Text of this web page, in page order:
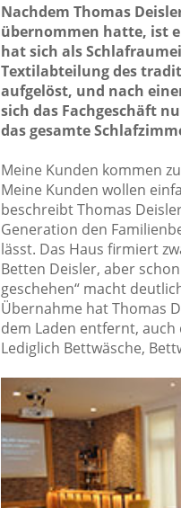
Nachdem Thomas
übernommen hatte, ist
hat sich als
Textilabteilung des
aufgelöst, und nach
sich das Fachgeschäft
das gesamte
Meine Kunden kommen
Meine Kunden wollen
beschreibt Thomas
Generation den
lässt. Das Haus firmiert
Betten Deisler, aber
geschehen“ macht
Übernahme hat Thomas
dem Laden entfernt,
Lediglich Bettwäsche,